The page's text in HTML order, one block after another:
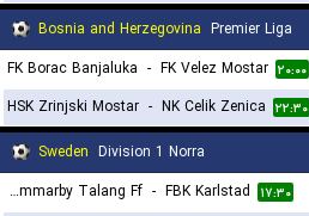
Bosnia and Herzegovina Premier Liga
FK Borac Banjaluka - FK Velez Mostar ۲۰:۰۰
HSK Zrinjski Mostar - NK Celik Zenica ۲۲:۳۰
Sweden Division 1 Norra
Hammarby Talang Ff
- FBK Karlstad ۱۷:۳۰